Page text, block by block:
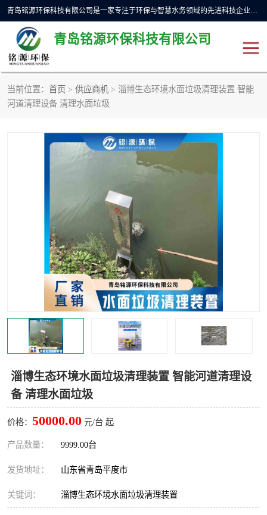
青岛铭源环保科技有限公司是一家专注于环保与智慧水务领域的先进科技企业，公司专注于云智能一体化预制泵站、水务循环利用、海绵城市、云智慧水务开发及新型环保技术研发等领域。铭源环保以为客户提供优质产品、专业技术服务为己任。为客户提供量身定制方案，提供多种配置方案满足实际使用要求。严控供货周期，并提供高标准后期维护。以环保为己任，视质量如生命，以技术做先导，靠诚信赢客户。
青岛铭源环保科技有限公司
当前位置： 首页 > 供应商机 > 淄博生态环境水面垃圾清理装置 智能
河道清理设备 清理水面垃圾
淄博生态环境水面垃圾清理装置 智能河道清理设
备 清理水面垃圾
价格： 50000.00 元/台 起
产品数量： 9999.00台
发货地址： 山东省青岛平度市
关键词： 淄博生态环境水面垃圾清理装置
一体化HMPP泵站
智能截流井 智能旋转喷射器
液动限流闸门
不锈钢浮筒阀
雨水收集回用装置 门式冲洗装置
智能一体化灌溉泵房 一体化污水处理泵房
水面垃圾清理装置 浅层砂过滤装置
一体化泵闸
真空冲洗设备
水平自清洗格栅